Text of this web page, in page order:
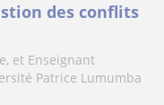
des conflits
et Enseignant
Patrice Lumumba